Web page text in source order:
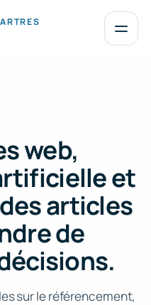
Ouvrir
web,
et
articles
de
sur le référencement,